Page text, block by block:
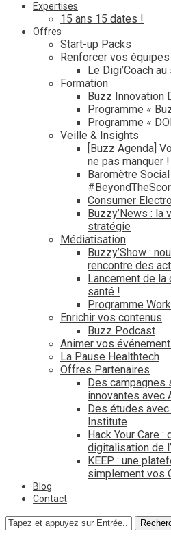
Expertises
15 ans 15 dates !
Offres
Start-up Packs
Renforcer vos équipes
Le Digi’Coach
Formation
Buzz Innovation
Programme «
Programme «
Veille & Insights
[Buzz Agenda]
ne pas manquer !
Baromètre
Consumer
Buzzy’News : la
stratégie
Médiatisation
Buzzy’Show :
rencontre des
Lancement de la
santé !
Programme
Enrichir vos contenus
Buzz Podcast
Animer vos
La Pause Healthtech
Offres Partenaires
Des campagnes
innovantes avec
Des études avec
Institute
Hack Your Care
digitalisation de
KEEP : une
simplement vos
Blog
Contact